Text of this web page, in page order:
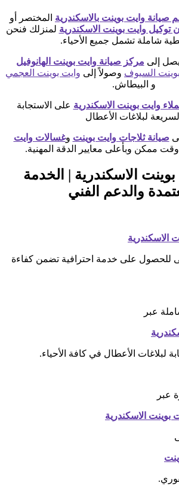
صيانة وايت بوينت بالاسكندرية المختصر أو
توكيل وايت بوينت الاسكندرية لمنزلك فنحن
شاملة تشمل جميع الأحياء.
إلى مركز صيانة وايت بوينت الهانوفيل
السيوف وصولاً إلى وايت بوينت العجمي
و البيطاش.
وايت بوينت الاسكندرية على الاستجابة
السريعة لبلاغات الأعطال
صيانة ثلاجات وايت بوينت وغسالات وايت
ممكن وبأعلى معايير الدقة المهنية.
الاسكندرية | الخدمة
والدعم الفني
الاسكندرية
للحصول على خدمة احترافية تضمن كفاءة
عبر
لبلاغات الأعطال في كافة الأحياء.
عبر
بوينت الاسكندرية